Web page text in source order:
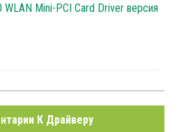
WLAN Mini-PCI Card Driver версия
К Драйверу